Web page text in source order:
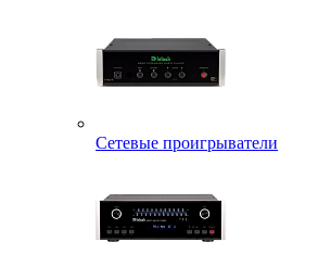
Сетевые проигрыватели